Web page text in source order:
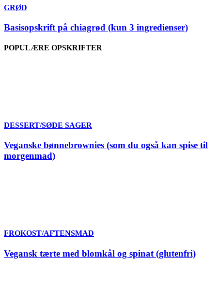
GRØD
Basisopskrift på chiagrød (kun 3 ingredienser)
POPULÆRE OPSKRIFTER
DESSERT/SØDE SAGER
Veganske bønnebrownies (som du også kan spise til
morgenmad)
FROKOST/AFTENSMAD
Vegansk tærte med blomkål og spinat (glutenfri)